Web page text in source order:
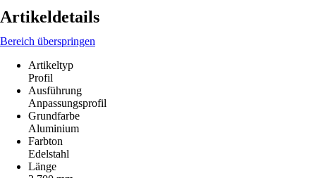
Artikeldetails
Bereich überspringen
Artikeltyp
Profil
Ausführung
Anpassungsprofil
Grundfarbe
Aluminium
Farbton
Edelstahl
Länge